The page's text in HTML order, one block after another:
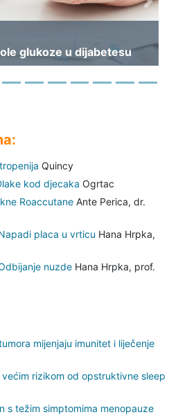
19.09.2010.
dijabetesa?
Next
Quincy
kod djecaka Ogrtac
Roaccutane Ante Perica, dr.
placa u vrticu Hana Hrpka,
nuzde Hana Hrpka, prof.
mijenjaju imunitet i liječenje
rizikom od opstruktivne sleep
s težim simptomima menopauze